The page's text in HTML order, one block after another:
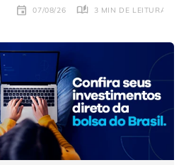
07/08/26 3 MIN DE LEITURA